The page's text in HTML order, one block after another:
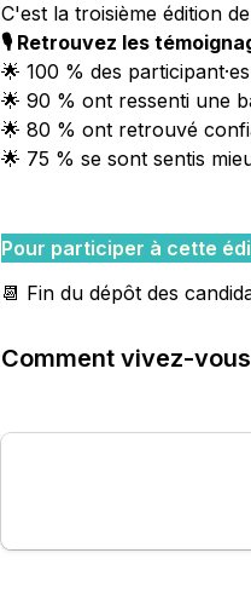
C'est la troisième édition
🎙 Retrouvez les
🌟 100 % des
🌟 90 % ont ressenti une
🌟 80 % ont retrouvé
🌟 75 % se sont sentis
Pour participer à cette
📆 Fin du dépôt des
Comment vivez-vous